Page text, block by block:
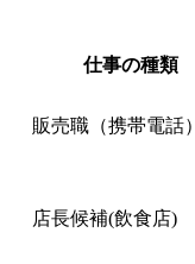
仕事の種類
販売職（携帯電話）
店長候補(飲食店)